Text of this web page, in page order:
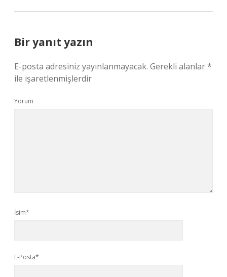
Bir yanıt yazın
E-posta adresiniz yayınlanmayacak. Gerekli alanlar*
ile işaretlenmişlerdir
Yorum
İsim*
E-Posta*